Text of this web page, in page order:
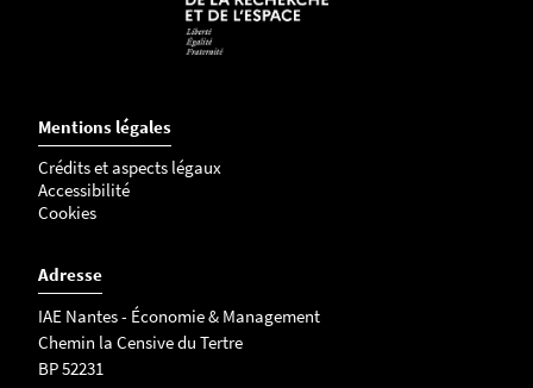
Mentions légales
Crédits et aspects légaux
Accessibilité
Cookies
Adresse
IAE Nantes - Économie & Management
Chemin la Censive du Tertre
BP 52231